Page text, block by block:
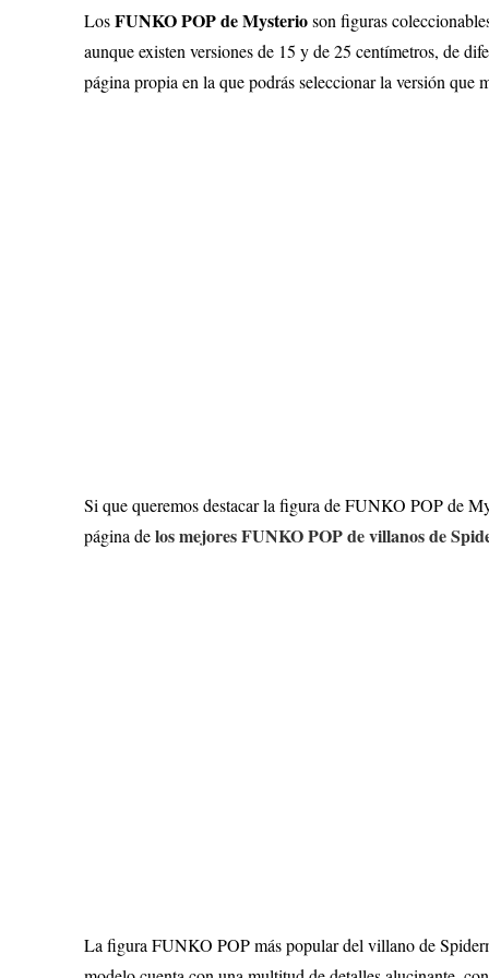
LosFUNKO POP de Mysterioson figuras
aunque existen versiones de 15 y de 25 centímetros, de
página propia en la que podrás seleccionar la versión que
Si que queremos destacar la figura de FUNKO POP de
página delos mejores FUNKO POP de villanos de
La figura FUNKO POP más popular del villano de